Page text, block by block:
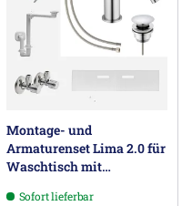
Montage- und
Armaturenset Lima 2.0 für
Waschtisch mit
Sofort lieferbar